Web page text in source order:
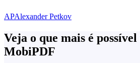
APAlexander Petkov
Veja o que mais é
MobiPDF